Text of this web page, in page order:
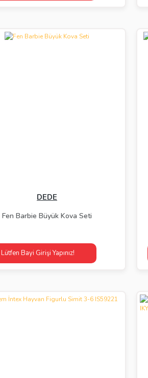
DEDE
Fen Barbie Büyük Kova Seti
Lütfen Bayi Girişi Yapınız!